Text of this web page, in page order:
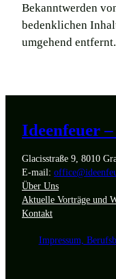
Bekanntwerden
bedenklichen
umgehend entfernt.
Ideenfeuer
Glacisstraße 9, 8010
E-mail:
Über Uns
Aktuelle Vorträge und
Kontakt
Impressum,